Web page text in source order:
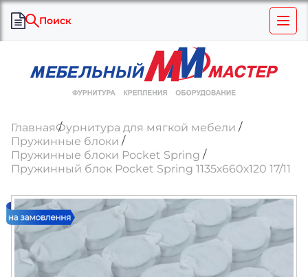
Поиск
ГлавнаяФурнитура для мягкой мебели
Пружинные блоки
Пружинные блоки Pocket Spring
Пружинный блок Pocket Spring 1135х660х120 17/11